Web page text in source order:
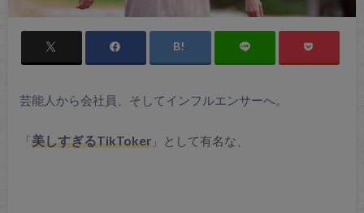
芸能人から会社員、そしてインフルエンサーへ。
「美しすぎるTikToker」として有名な、